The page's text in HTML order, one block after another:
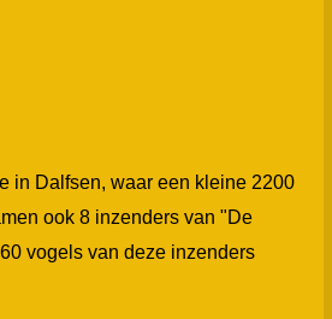
in Dalfsen, waar een kleine 2200
ook 8 inzenders van "De
vogels van deze inzenders